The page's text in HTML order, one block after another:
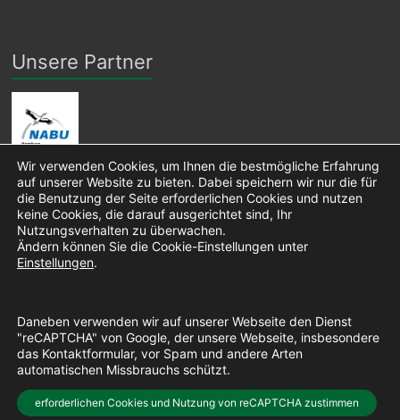
Unsere Partner
Copyright © 2026 Pro Niendorfer Gehege e. V. • Layout:
Spacious Pro• erstellt mitWordPress
Wir verwenden Cookies, um Ihnen die bestmögliche Erfahrung
auf unserer Website zu bieten. Dabei speichern wir nur die für
die Benutzung der Seite erforderlichen Cookies und nutzen
keine Cookies, die darauf ausgerichtet sind, Ihr
Nutzungsverhalten zu überwachen.
Ändern können Sie die Cookie-Einstellungen unter
Einstellungen.
Daneben verwenden wir auf unserer Webseite den Dienst
"reCAPTCHA" von Google, der unsere Webseite, insbesondere
das Kontaktformular, vor Spam und andere Arten
automatischen Missbrauchs schützt.
erforderlichen Cookies und Nutzung von reCAPTCHA zustimmen